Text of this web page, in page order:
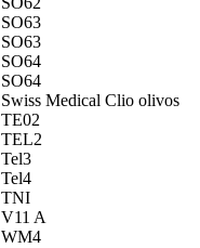
SO63
SO63
SO64
SO64
Swiss Medical Clio olivos
TE02
TEL2
Tel3
Tel4
TNI
V11 A
WM4